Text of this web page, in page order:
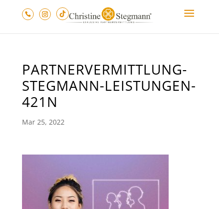
PARTNERVERMITTLUNG-
STEGMANN-LEISTUNGEN-
421N
Mar 25, 2022